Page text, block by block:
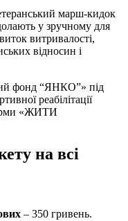
марш-кидок
у зручному для
витривалості,
відносин і
фонд “ЯНКО”» під
реабілітації
«ЖИТИ
на всі
– 350 гривень.